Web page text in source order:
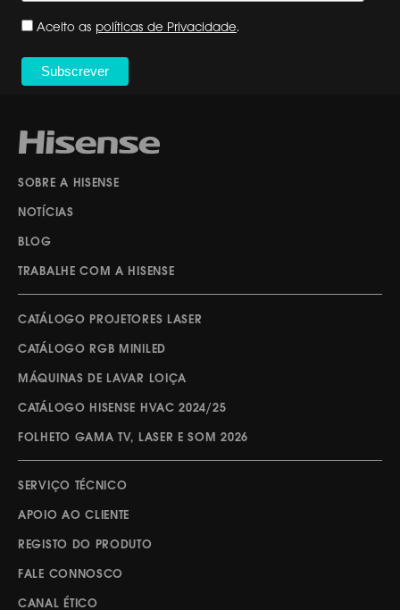
Aceito as políticas de Privacidade.
SOBRE A HISENSE
NOTÍCIAS
BLOG
TRABALHE COM A HISENSE
CATÁLOGO PROJETORES LASER
CATÁLOGO RGB MINILED
MÁQUINAS DE LAVAR LOIÇA
CATÁLOGO HISENSE HVAC 2024/25
FOLHETO GAMA TV, LASER E SOM 2026
SERVIÇO TÉCNICO
APOIO AO CLIENTE
REGISTO DO PRODUTO
FALE CONNOSCO
CANAL ÉTICO